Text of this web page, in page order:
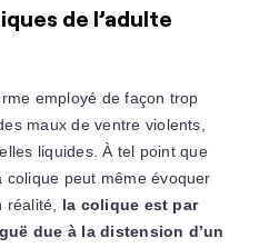
de l’adulte
employé de façon trop
maux de ventre violents,
liquides. À tel point que
peut même évoquer
réalité, la colique est par
due à la distension d’un